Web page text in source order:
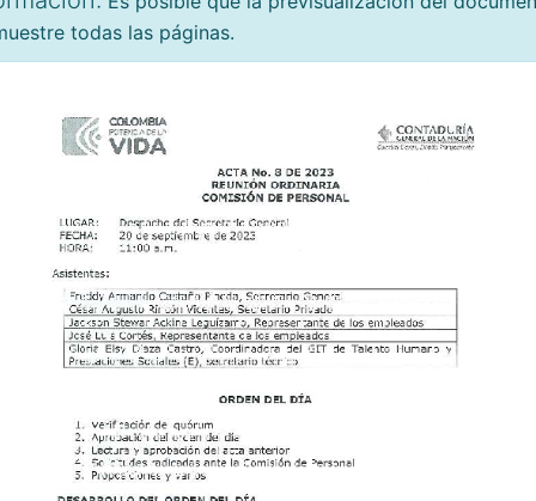
todas las páginas.